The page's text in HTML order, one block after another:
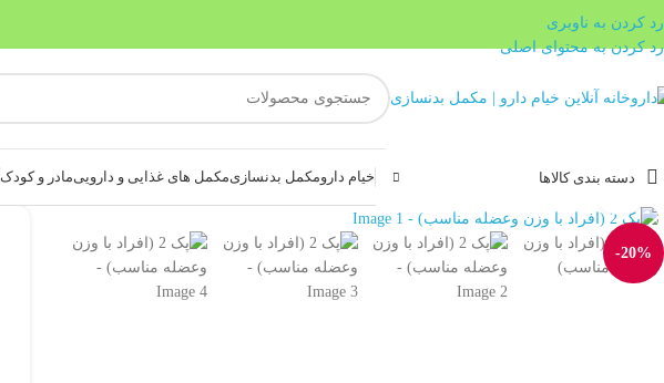
رد کردن به ناوبری
رد کردن به محتوای اصلی
دسته بندی کالاها خیام دارومکمل بدنسازیمکمل های غذایی و داروییمادر و کودک
-20%
بزرگنمایی تصویر